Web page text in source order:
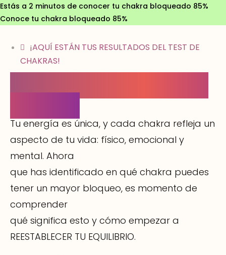
Estás a 2 minutos de conocer tu chakra bloqueado 85%
Conoce tu chakra bloqueado 85%
¡AQUÍ ESTÁN TUS RESULTADOS DEL TEST DE
CHAKRAS!
¡GRACIAS POR HACER
Tu energía es única, y cada chakra refleja un
aspecto de tu vida: físico, emocional y
mental. Ahora
que has identificado en qué chakra puedes
tener un mayor bloqueo, es momento de
comprender
qué significa esto y cómo empezar a
REESTABLECER TU EQUILIBRIO.